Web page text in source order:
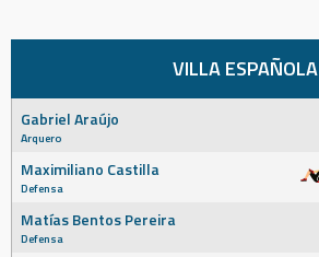
VILLA ESPAÑOLA
Gabriel Araújo
Arquero
Maximiliano Castilla
Defensa
Matías Bentos Pereira
Defensa